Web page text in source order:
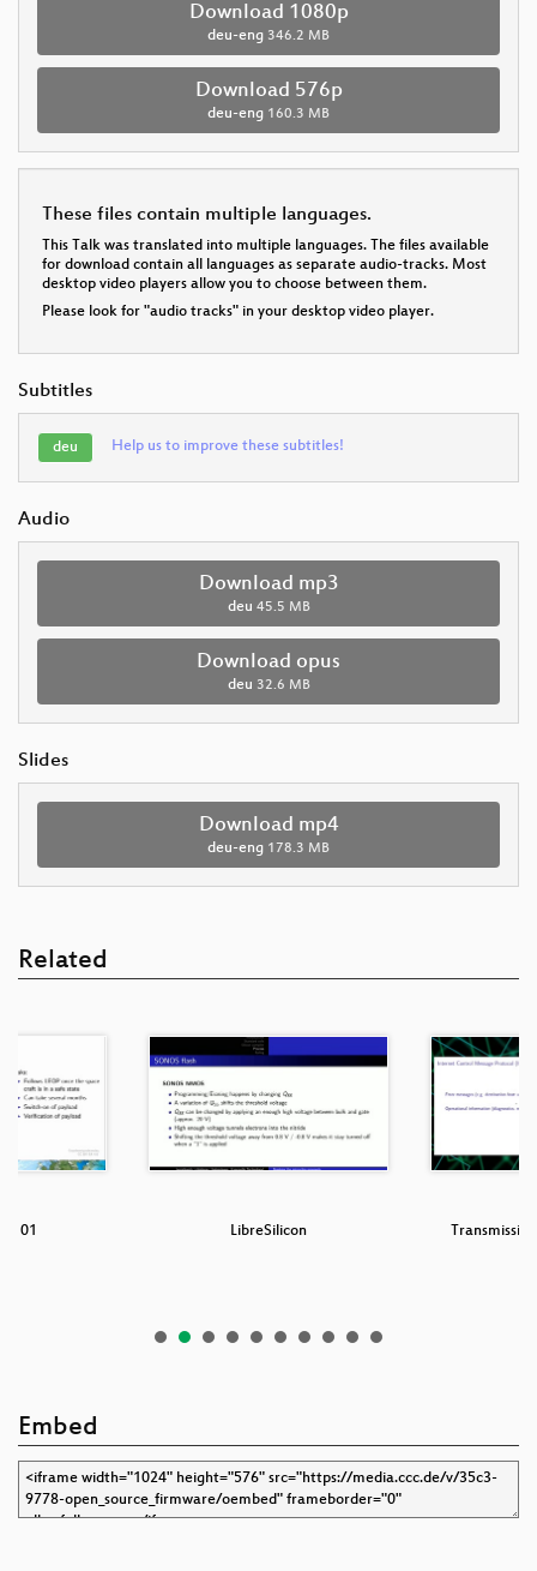
Download 1080p
deu-eng 346.2 MB
Download 576p
deu-eng 160.3 MB
These files contain multiple languages.
This Talk was translated into multiple languages. The files available
for download contain all languages as separate audio-tracks. Most
desktop video players allow you to choose between them.
Please look for "audio tracks" in your desktop video player.
Subtitles
deu Help us to improve these subtitles!
Audio
Download mp3
deu 45.5 MB
Download opus
deu 32.6 MB
Slides
Download mp4
deu-eng 178.3 MB
Related
101 LibreSilicon
Embed